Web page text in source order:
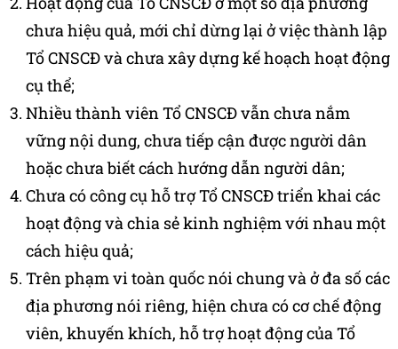
chưa hiệu quả, mới chỉ dừng lại ở việc thành lập
Tổ CNSCĐ và chưa xây dựng kế hoạch hoạt động
cụ thể;
Nhiều thành viên Tổ CNSCĐ vẫn chưa nắm
vững nội dung, chưa tiếp cận được người dân
hoặc chưa biết cách hướng dẫn người dân;
Chưa có công cụ hỗ trợ Tổ CNSCĐ triển khai các
hoạt động và chia sẻ kinh nghiệm với nhau một
cách hiệu quả;
Trên phạm vi toàn quốc nói chung và ở đa số các
địa phương nói riêng, hiện chưa có cơ chế động
viên, khuyến khích, hỗ trợ hoạt động của Tổ